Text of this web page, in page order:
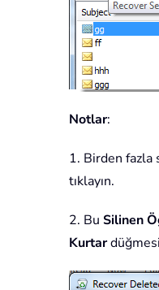
Notlar:
1. Birden fazla
tıklayın.
2. Bu Silinen
Kurtar